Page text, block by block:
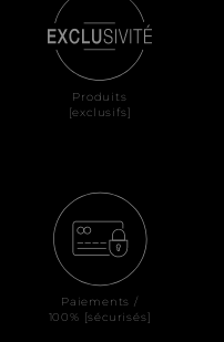
Produits
[exclusifs]
Paiements /
100% [sécurisés]